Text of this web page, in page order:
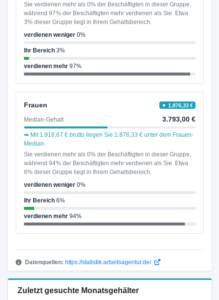
Sie verdienen mehr als 0% der Beschäftigten in dieser Gruppe,
während 97% der Beschäftigten mehr verdienen als Sie. Etwa
3% dieser Gruppe liegt in Ihrem Gehaltsbereich.
verdienen weniger0%
Ihr Bereich3%
verdienen mehr97%
Frauen ▼ 1.876,33 €
Median-Gehalt 3.793,00 €
➡ Mit 1.916,67 € brutto liegen Sie 1.876,33 € unter dem Frauen-
Median.
Sie verdienen mehr als 0% der Beschäftigten in dieser Gruppe,
während 94% der Beschäftigten mehr verdienen als Sie. Etwa
6% dieser Gruppe liegt in Ihrem Gehaltsbereich.
verdienen weniger0%
Ihr Bereich6%
verdienen mehr94%
Datenquellen: https://statistik.arbeitsagentur.de/
Zuletzt gesuchte Monatsgehälter